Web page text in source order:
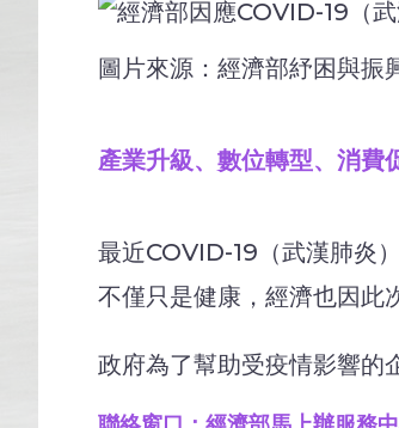
圖片來源：經濟部紓困與振
產業升級、數位轉型、消費
最近COVID-19（武漢肺炎
不僅只是健康，經濟也因此
政府為了幫助受疫情影響的